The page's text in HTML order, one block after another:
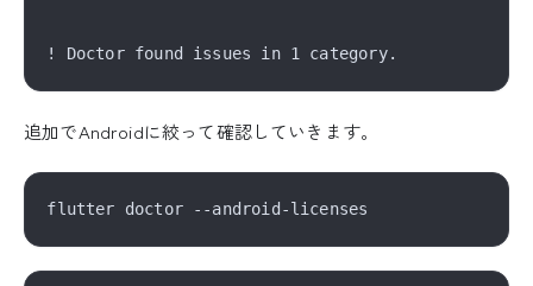
追加でAndroidに絞って確認していきます。